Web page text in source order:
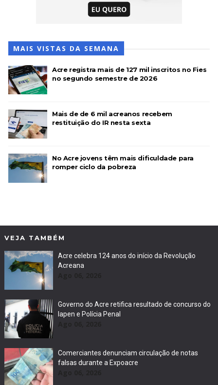
MAIS VISTAS DA SEMANA
Acre registra mais de 127 mil inscritos no Fies
no segundo semestre de 2026
Mais de de 6 mil acreanos recebem
restituição do IR nesta sexta
No Acre jovens têm mais dificuldade para
romper ciclo da pobreza
VEJA TAMBÉM
Acre celebra 124 anos do início da Revolução
Acreana
Governo do Acre retifica resultado de concurso do
Iapen e Polícia Penal
Comerciantes denunciam circulação de notas
falsas durante a Expoacre